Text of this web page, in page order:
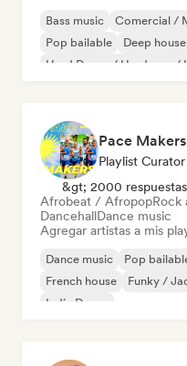
Bass music Comercial /
Pop bailable
Deep house
Hard Dance / Hardcore /
Pace Makers
Playlist Curator
&gt; 2000
Afrobeat / AfropopRock
DancehallDance music
Agregar artistas a mis
Dance music Pop
French house
Funky /
Indie Dance